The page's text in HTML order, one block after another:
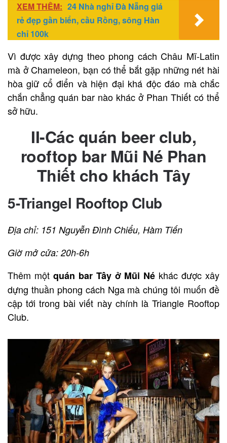
XEM THÊM: 24 Nhà nghỉ Đà Nẵng giá
rẻ đẹp gần biển, cầu Rồng, sông Hàn
chỉ 100k
Vì được xây dựng theo phong cách Châu Mĩ-Latin
mà ở Chameleon, bạn có thể bắt gặp những nét hài
hòa giữ cổ điển và hiện đại khá độc đáo mà chắc
chắn chẳng quán bar nào khác ở Phan Thiết có thể
sở hữu.
II-Các quán beer club,
rooftop bar Mũi Né Phan
Thiết cho khách Tây
5-Triangel Rooftop Club
Địa chỉ: 151 Nguyễn Đình Chiểu, Hàm Tiến
Giờ mở cửa: 20h-6h
Thêm một quán bar Tây ở Mũi Né khác được xây
dựng thuần phong cách Nga mà chúng tôi muốn đề
cập tới trong bài viết này chính là Triangle Rooftop
Club.